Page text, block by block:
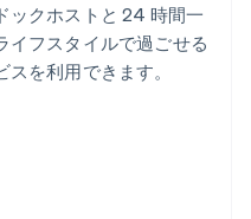
ックホストと 24 時間一
イフスタイルで過ごせる
を利用できます。